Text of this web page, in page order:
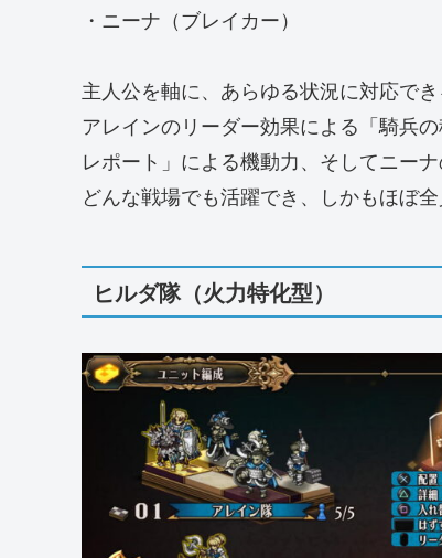
・ニーナ（ブレイカー）
主人公を軸に、あらゆる状況に対応でき
アレインのリーダー効果による「騎兵
レポート」による機動力、そしてニーナ
どんな戦場でも活躍でき、しかもほぼ
ヒルダ隊（火力特化型）